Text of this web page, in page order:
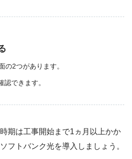
の2つがあります。
できます。
期は工事開始まで1ヵ月以上かか
フトバンク光を導入しましょう 。